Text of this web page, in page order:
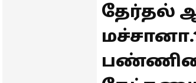
தேர்தல்